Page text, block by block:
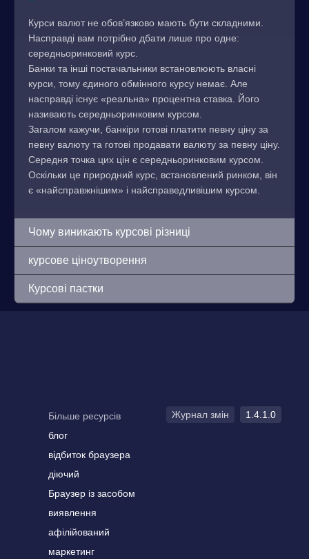
Курси валют не обов’язково мають бути складними.
Насправді вам потрібно дбати лише про одне:
середньоринковий курс.
Банки та інші постачальники встановлюють власні
курси, тому єдиного обмінного курсу немає. Але
насправді існує «реальна» процентна ставка. Його
називають середньоринковим курсом.
Загалом кажучи, банкіри готові платити певну ціну за
певну валюту та готові продавати валюту за певну ціну.
Середня точка цих цін є середньоринковим курсом.
Оскільки це природний курс, встановлений ринком, він
є «найсправжнішим» і найсправедливішим курсом.
Чому виникають курсові різниці
курсове ціноутворення
Курсові пастки
Більше ресурсів
блог
відбиток браузера
діючий
Браузер із засобом
виявлення
афілійований
маркетинг
Журнал змін 1.4.1.0